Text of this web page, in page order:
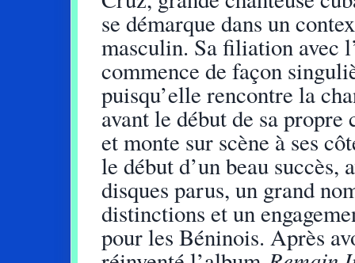
se démarque dans un
masculin. Sa filiation avec
commence de façon
puisqu’elle rencontre la
avant le début de sa propre
et monte sur scène à ses
le début d’un beau succès,
disques parus, un grand
distinctions et un
pour les Béninois. Après